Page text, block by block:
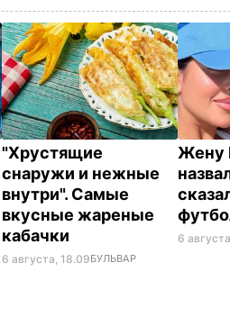
"Хрустящие
снаружи и нежные
внутри". Самые
вкусные жареные
кабачки
6 августа, 18.09БУЛЬВАР
Жену
6